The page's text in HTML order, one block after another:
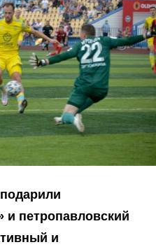
и петропавловский
и